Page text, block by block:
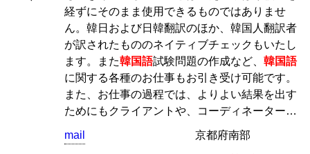
経ずにそのまま使用できるものではありませ
ん。韓日および日韓翻訳のほか、韓国人翻訳者
が訳されたもののネイティブチェックもいたし
ます。また韓国語試験問題の作成など、 韓国語
に関する各種のお仕事もお引き受け可能です。
また、お仕事の過程では、よりよい結果を出す
ためにもクライアントや、コーディネーター…
mail 京都府南部